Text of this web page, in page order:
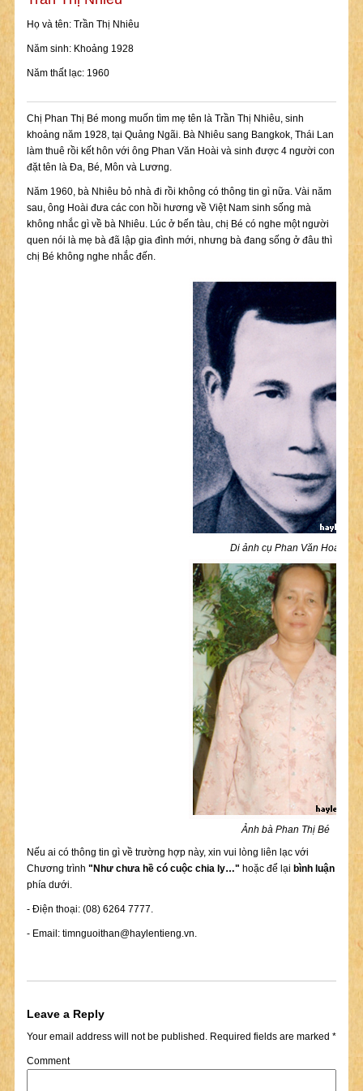
Họ và tên: Trần Thị Nhiêu
Năm sinh: Khoảng 1928
Năm thất lạc: 1960
Chị Phan Thị Bé mong muốn tìm mẹ tên là Trần Thị Nhiêu, sinh
khoảng năm 1928, tại Quảng Ngãi. Bà Nhiêu sang Bangkok, Thái Lan
làm thuê rồi kết hôn với ông Phan Văn Hoài và sinh được 4 người con
đặt tên là Đa, Bé, Môn và Lương.
Năm 1960, bà Nhiêu bỏ nhà đi rồi không có thông tin gì nữa. Vài năm
sau, ông Hoài đưa các con hồi hương về Việt Nam sinh sống mà
không nhắc gì về bà Nhiêu. Lúc ở bến tàu, chị Bé có nghe một người
quen nói là mẹ bà đã lập gia đình mới, nhưng bà đang sống ở đâu thì
chị Bé không nghe nhắc đến.
Di ảnh cụ Phan Văn Hoài
Ảnh bà Phan Thị Bé
Nếu ai có thông tin gì về trường hợp này, xin vui lòng liên lạc với
Chương trình "Như chưa hề có cuộc chia ly…" hoặc để lại bình luận
phía dưới.
- Điện thoại: (08) 6264 7777.
- Email: timnguoithan@haylentieng.vn.
Leave a Reply
Your email address will not be published.Required fields are marked *
Comment